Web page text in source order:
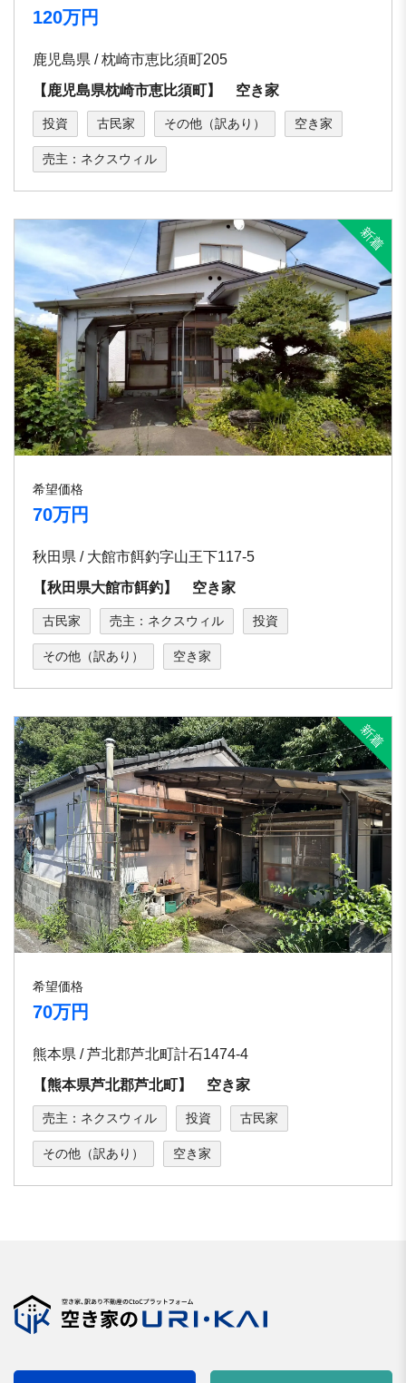
120万円
鹿児島県 / 枕崎市恵比須町205
【鹿児島県枕崎市恵比須町】 空き家
投資 古民家 その他（訳あり） 空き家
売主：ネクスウィル
希望価格
70万円
秋田県 / 大館市餌釣字山王下117-5
【秋田県大館市餌釣】 空き家
古民家 売主：ネクスウィル 投資
その他（訳あり） 空き家
希望価格
70万円
熊本県 / 芦北郡芦北町計石1474-4
【熊本県芦北郡芦北町】 空き家
売主：ネクスウィル 投資 古民家
その他（訳あり） 空き家